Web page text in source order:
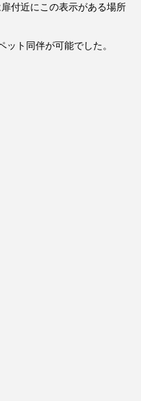
付近にこの表示がある場所
ト同伴が可能でした。